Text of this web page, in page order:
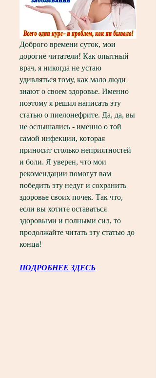
Доброго времени суток, мои
дорогие читатели! Как опытный
врач, я никогда не устаю
удивляться тому, как мало люди
знают о своем здоровье. Именно
поэтому я решил написать эту
статью о пиелонефрите. Да, да, вы
не ослышались - именно о той
самой инфекции, которая
приносит столько неприятностей
и боли. Я уверен, что мои
рекомендации помогут вам
победить эту недуг и сохранить
здоровье своих почек. Так что,
если вы хотите оставаться
здоровыми и полными сил, то
продолжайте читать эту статью до
конца!
ПОДРОБНЕЕ ЗДЕСЬ